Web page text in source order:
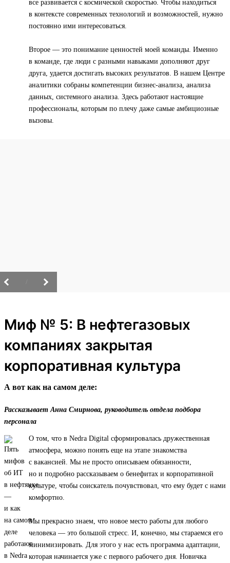
все развивается с космической скоростью. Чтобы находиться
в контексте современных технологий и возможностей, нужно
постоянно ими интересоваться.
Второе — это понимание ценностей моей команды. Именно
в команде, где люди с разными навыками дополняют друг
друга, удается достигать высоких результатов. В нашем Центре
аналитики собраны компетенции бизнес-анализа, анализа
данных, системного анализа. Здесь работают настоящие
профессионалы, которым по плечу даже самые амбициозные
вызовы.
Миф № 5: В нефтегазовых
компаниях закрытая
корпоративная культура
А вот как на самом деле:
Рассказывает Анна Смирнова, руководитель отдела подбора
персонала
О том, что в Nedra Digital сформировалась дружественная
атмосфера, можно понять еще на этапе знакомства
с вакансией. Мы не просто описываем обязанности,
но и подробно рассказываем о бенефитах и корпоративной
культуре, чтобы соискатель почувствовал, что ему будет с нами
комфортно.
Мы прекрасно знаем, что новое место работы для любого
человека — это большой стресс. И, конечно, мы стараемся его
минимизировать. Для этого у нас есть программа адаптации,
которая начинается уже с первого рабочего дня. Новичка